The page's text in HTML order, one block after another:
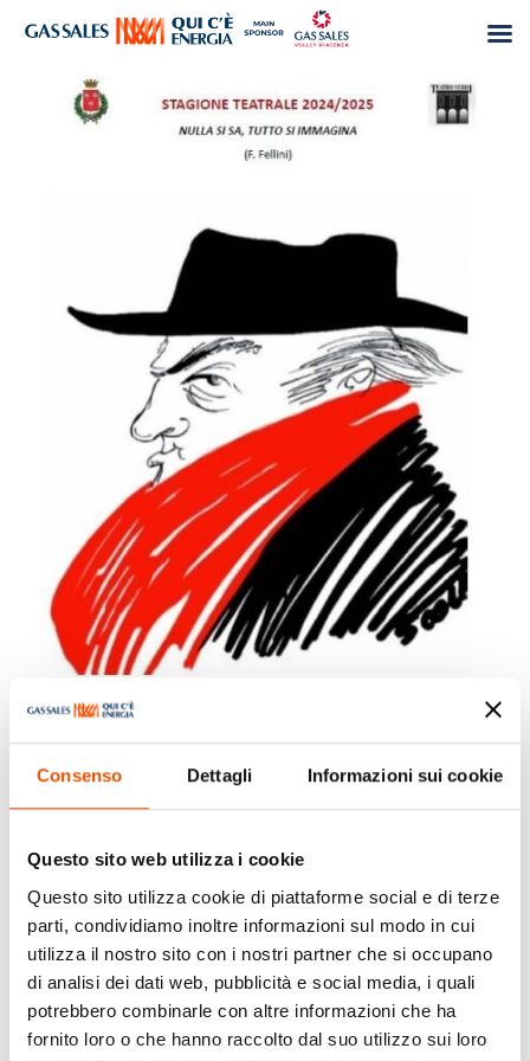
Consenso Dettagli Informazioni sui cookie
Questo sito web utilizza i cookie
Questo sito utilizza cookie di piattaforme social e di terze
parti, condividiamo inoltre informazioni sul modo in cui
utilizza il nostro sito con i nostri partner che si occupano
di analisi dei dati web, pubblicità e social media, i quali
potrebbero combinarle con altre informazioni che ha
fornito loro o che hanno raccolto dal suo utilizzo sui loro
Stagione Teatrale “Teatro Verdi”
Ott 8, 2024|Eventi ,Fiorenzuola D'Arda
La nuova Stagione Teatrale 2024/2025 del
Teatro Verdi di Fiorenzuola D’Arda sarà un
omaggio all’immaginazione, alla fantasia e